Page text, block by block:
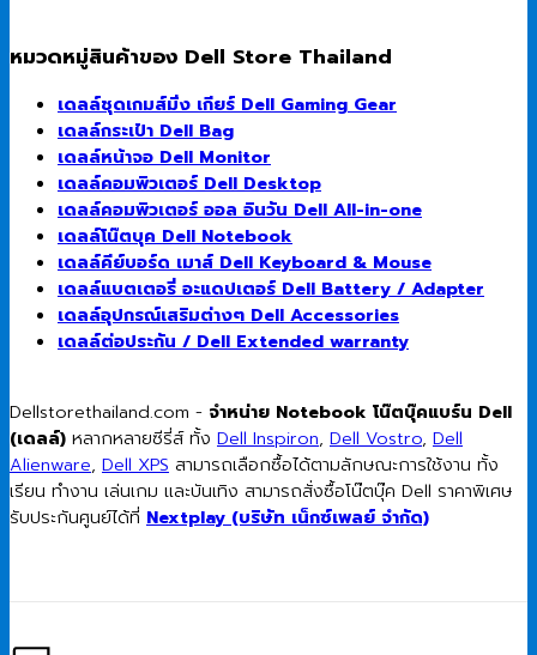
หมวดหมู่สินค้าของ Dell Store Thailand
เดลล์ชุดเกมส์มิ่ง เกียร์ Dell Gaming Gear
เดลล์กระเป๋า Dell Bag
เดลล์หน้าจอ Dell Monitor
เดลล์คอมพิวเตอร์ Dell Desktop
เดลล์คอมพิวเตอร์ ออล อินวัน Dell All-in-one
เดลล์โน๊ตบุค Dell Notebook
เดลล์คีย์บอร์ด เมาส์ Dell Keyboard & Mouse
เดลล์แบตเตอรี่ อะแดปเตอร์ Dell Battery / Adapter
เดลล์อุปกรณ์เสริมต่างๆ Dell Accessories
เดลล์ต่อประกัน / Dell Extended warranty
Dellstorethailand.com - จำหน่าย Notebook โน๊ตบุ๊คแบร์น Dell
(เดลล์) หลากหลายซีรี่ส์ ทั้ง Dell Inspiron, Dell Vostro, Dell
Alienware, Dell XPS สามารถเลือกซื้อได้ตามลักษณะการใช้งาน ทั้ง
เรียน ทำงาน เล่นเกม และบันเทิง สามารถสั่งซื้อโน๊ตบุ๊ค Dell ราคาพิเศษ
รับประกันศูนย์ได้ที่ Nextplay (บริษัท เน็กซ์เพลย์ จำกัด)